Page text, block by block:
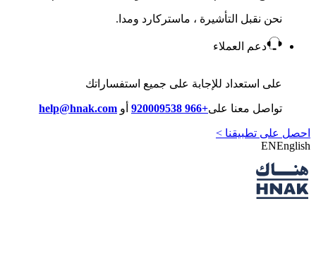
نحن نقبل التأشيرة ، ماستركارد ومدا.
دعم العملاء
على استعداد للإجابة على جميع استفساراتك
تواصل معنا على+966 920009538 أو help@hnak.com
احصل على تطبيقنا >
ENEnglish